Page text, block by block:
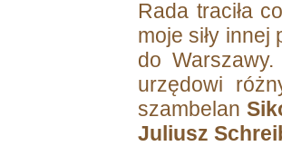
Rada traciła
moje siły
do
urzędowi
szambelan
Juliusz